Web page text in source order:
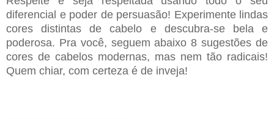
diferencial e poder de persuasão! Experimente lindas
cores distintas de cabelo e descubra-se bela e
poderosa. Pra você, seguem abaixo 8 sugestões de
cores de cabelos modernas, mas nem tão radicais!
Quem chiar, com certeza é de inveja!